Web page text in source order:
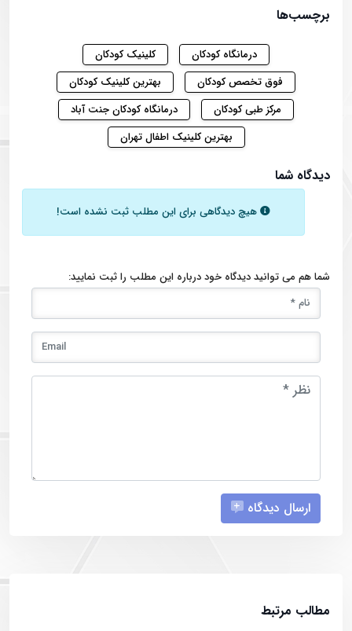
برچسب‌ها
درمانگاه کودکان
کلینیک کودکان
فوق تخصص کودکان
بهترین کلینیک کودکان
مرکز طبی کودکان
درمانگاه کودکان جنت آباد
بهترین کلینیک اطفال تهران
دیدگاه شما
هیچ دیدگاهی برای این مطلب ثبت نشده است!
شما هم می توانید دیدگاه خود درباره این مطلب را ثبت نمایید:
ارسال دیدگاه
مطالب مرتبط